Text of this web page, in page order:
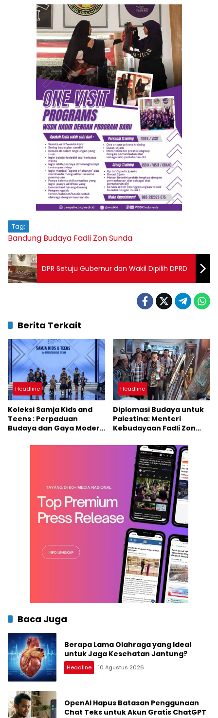
Tag:
Bandung Budaya Fadli ZonSunda
DPR Setuju Gubernur dan Wakil Dipilih DPRD
Berita Terkait
Headline
Koleksi Samja Kids and
Teens : Perpaduan
Budaya dan Gaya Modern
Rendezvous 2025
Headline
Diplomasi Budaya untuk
Palestina: Menteri
Kebudayaan Fadli Zon
Lukisan Kemanusiaan di
Bandung
Baca Juga
Berapa Lama Olahraga yang Ideal
untuk Jaga Kesehatan Jantung?
Headline 10 Agustus 2026
OpenAI Hapus Batasan Penggunaan
Chat Teks untuk Akun Gratis ChatGPT